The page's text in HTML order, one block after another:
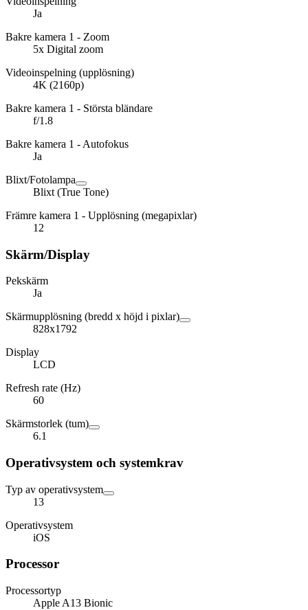
Ja
Bakre kamera 1 - Zoom
5x Digital zoom
Videoinspelning (upplösning)
4K (2160p)
Bakre kamera 1 - Största bländare
f/1.8
Bakre kamera 1 - Autofokus
Ja
Blixt/Fotolampa
Blixt (True Tone)
Främre kamera 1 - Upplösning (megapixlar)
12
Skärm/Display
Pekskärm
Ja
Skärmupplösning (bredd x höjd i pixlar)
828x1792
Display
LCD
Refresh rate (Hz)
60
Skärmstorlek (tum)
6.1
Operativsystem och systemkrav
Typ av operativsystem
13
Operativsystem
iOS
Processor
Processortyp
Apple A13 Bionic